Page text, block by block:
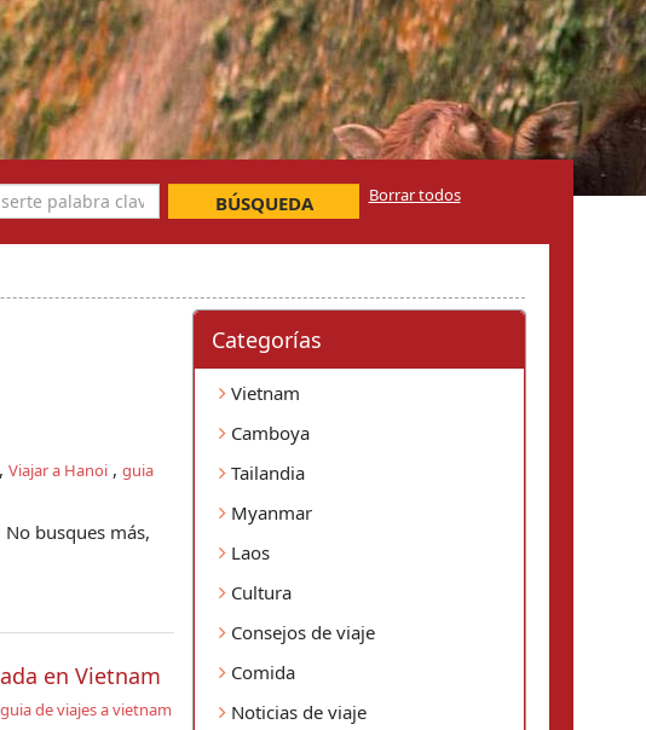
BÚSQUEDA Borrar todos
, Viajar a Hanoi, guia
busques más,
en Vietnam
guia de viajes a vietnam
Categorí­as
Vietnam
Camboya
Tailandia
Myanmar
Laos
Cultura
Consejos de viaje
Comida
Noticias de viaje